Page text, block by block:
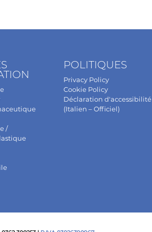
/
POLITIQUES
Privacy Policy
Cookie Policy
Déclaration d'accessibilité
(Italien – Officiel)